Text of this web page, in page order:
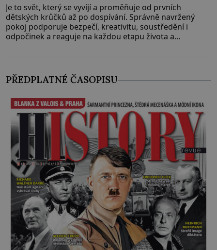
Je to svět, který se vyvíjí a proměňuje od prvních
dětských krůčků až po dospívání. Správně navržený
pokoj podporuje bezpečí, kreativitu, soustředění i
odpočinek a reaguje na každou etapu života a
Předškolní věk je
PŘEDPLATNÉ ČASOPISU